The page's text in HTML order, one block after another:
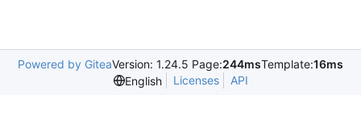
Powered by GiteaVersion: 1.24.5 Page:244msTemplate:16ms
English
Licenses API